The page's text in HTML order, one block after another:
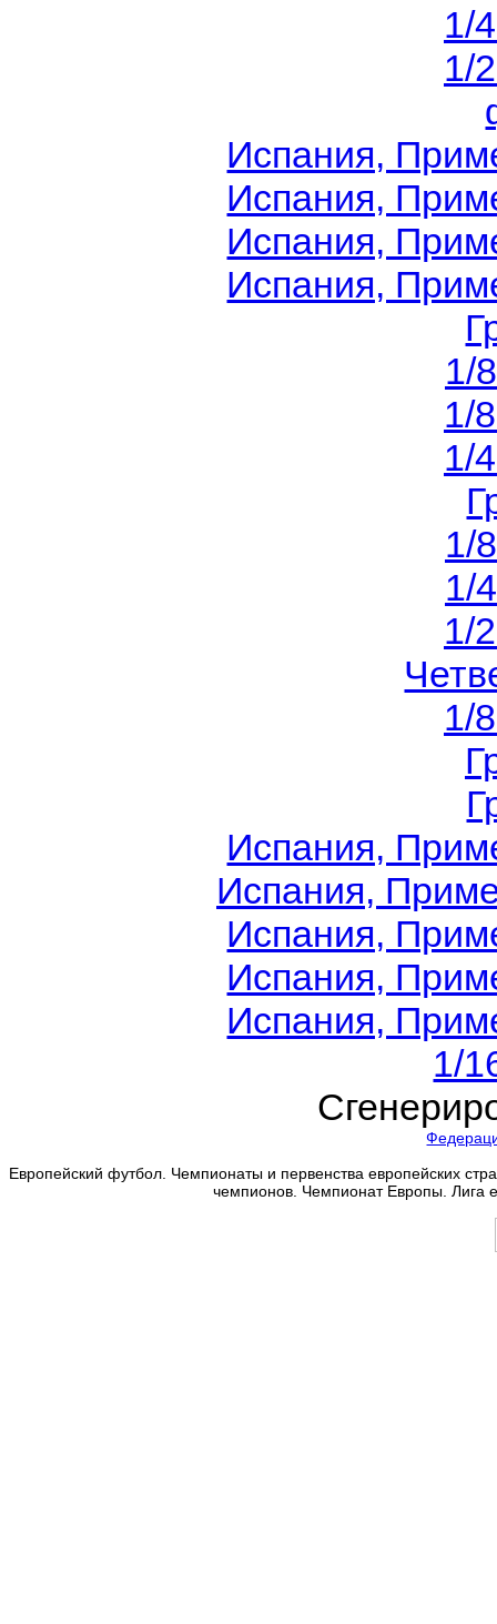
1/
1/
Испания,
Испания,
Испания,
Испания,
1/
1/
1/
1/
1/
1/
1/
Испания,
Испания,
Испания,
Испания,
Испания,
1/
Европейский футбол. Чемпионаты и первенства европейских
чемпионов. Чемпионат Европы.